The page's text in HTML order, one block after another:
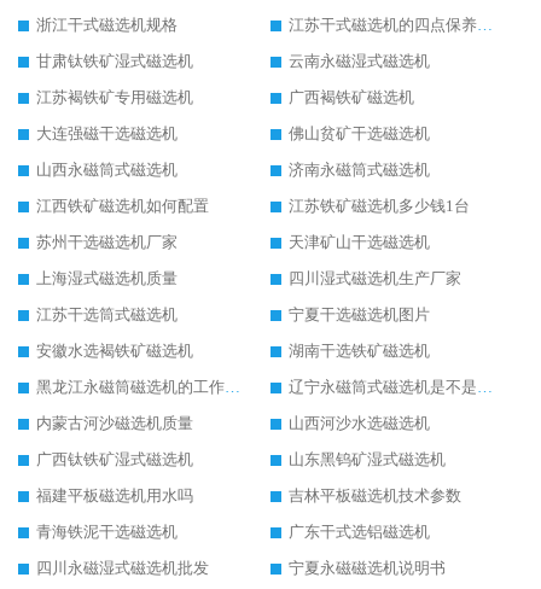
浙江干式磁选机规格
江苏干式磁选机的四点保养秘籍
甘肃钛铁矿湿式磁选机
云南永磁湿式磁选机
江苏褐铁矿专用磁选机
广西褐铁矿磁选机
大连强磁干选磁选机
佛山贫矿干选磁选机
山西永磁筒式磁选机
济南永磁筒式磁选机
江西铁矿磁选机如何配置
江苏铁矿磁选机多少钱1台
苏州干选磁选机厂家
天津矿山干选磁选机
上海湿式磁选机质量
四川湿式磁选机生产厂家
江苏干选筒式磁选机
宁夏干选磁选机图片
安徽水选褐铁矿磁选机
湖南干选铁矿磁选机
黑龙江永磁筒磁选机的工作原理
辽宁永磁筒式磁选机是不是强磁
内蒙古河沙磁选机质量
山西河沙水选磁选机
广西钛铁矿湿式磁选机
山东黑钨矿湿式磁选机
福建平板磁选机用水吗
吉林平板磁选机技术参数
青海铁泥干选磁选机
广东干式选铝磁选机
四川永磁湿式磁选机批发
宁夏永磁磁选机说明书